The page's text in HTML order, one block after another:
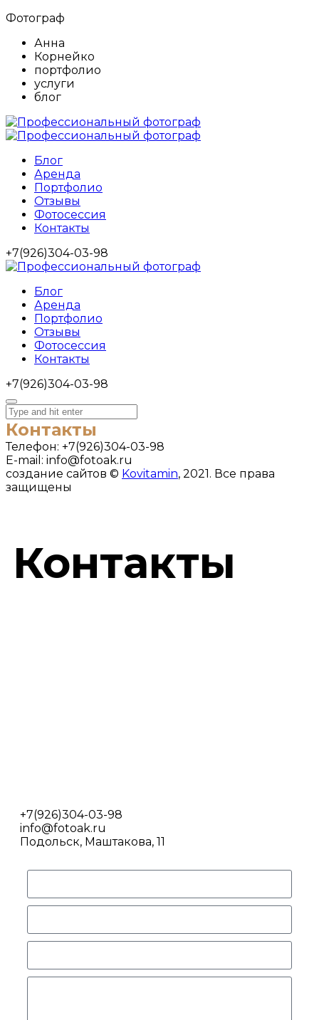
Фотограф
Анна
Корнейко
портфолио
услуги
блог
Блог
Аренда
Портфолио
Отзывы
Фотосессия
Контакты
+7(926)304-03-98
Блог
Аренда
Портфолио
Отзывы
Фотосессия
Контакты
+7(926)304-03-98
Контакты
Телефон: +7(926)304-03-98
E-mail: info@fotoak.ru
создание сайтов © Kovitamin, 2021. Все права
защищены
Контакты
+7(926)304-03-98
info@fotoak.ru
Подольск, Маштакова, 11